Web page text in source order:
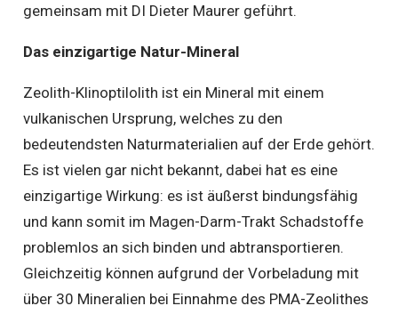
gemeinsam mit DI Dieter Maurer geführt.
Das einzigartige Natur-Mineral
Zeolith-Klinoptilolith ist ein Mineral mit einem
vulkanischen Ursprung, welches zu den
bedeutendsten Naturmaterialien auf der Erde gehört.
Es ist vielen gar nicht bekannt, dabei hat es eine
einzigartige Wirkung: es ist äußerst bindungsfähig
und kann somit im Magen-Darm-Trakt Schadstoffe
problemlos an sich binden und abtransportieren.
Gleichzeitig können aufgrund der Vorbeladung mit
über 30 Mineralien bei Einnahme des PMA-Zeolithes